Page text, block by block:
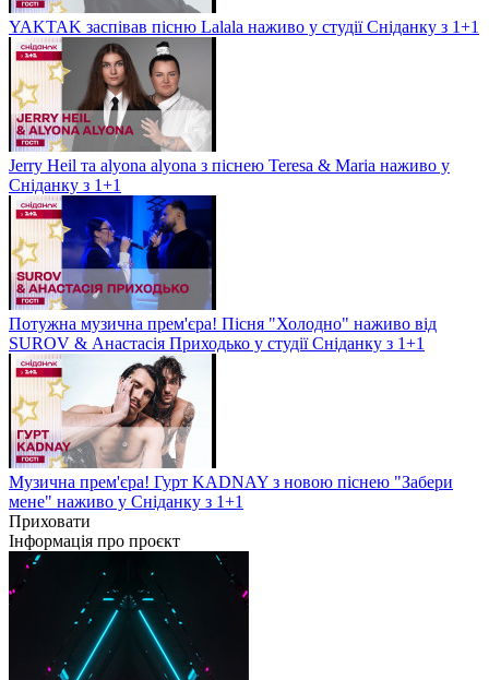
YAKTAK заспівав пісню Lalala наживо у студії Сніданку з 1+1
Jerry Heil та alyona alyona з піснею Teresa & Maria наживо у
Сніданку з 1+1
Потужна музична прем'єра! Пісня "Холодно" наживо від
SUROV & Анастасія Приходько у студії Сніданку з 1+1
Музична прем'єра! Гурт KADNAY з новою піснею "Забери
мене" наживо у Сніданку з 1+1
Приховати
Інформація про проєкт